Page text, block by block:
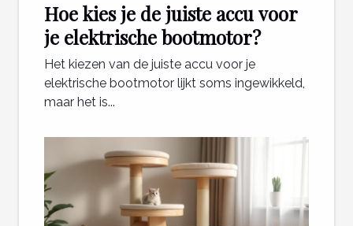
Hoe kies je de juiste accu voor
je elektrische bootmotor?
Het kiezen van de juiste accu voor je
elektrische bootmotor lijkt soms ingewikkeld,
maar het is...